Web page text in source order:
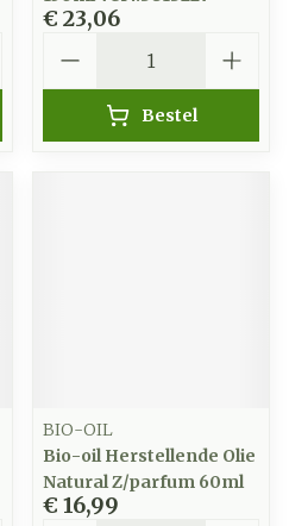
€ 23,06
Bestel
BIO-OIL
Bio-oil Herstellende Olie
Natural Z/parfum 60ml
€ 16,99